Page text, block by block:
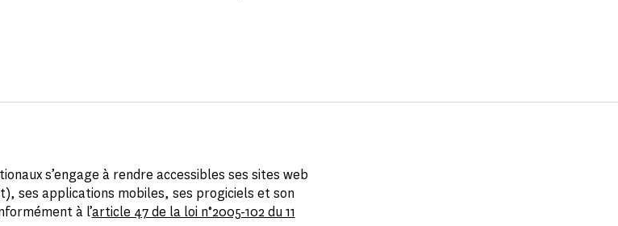
s’engage à rendre accessibles ses sites web
ses applications mobiles, ses progiciels et son
à l’article 47 de la loi n°2005-102 du 11